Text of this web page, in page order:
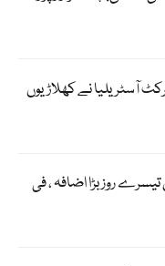
آسٹریلیا نے کھلاڑیوں
روز بڑا اضافہ ، فی